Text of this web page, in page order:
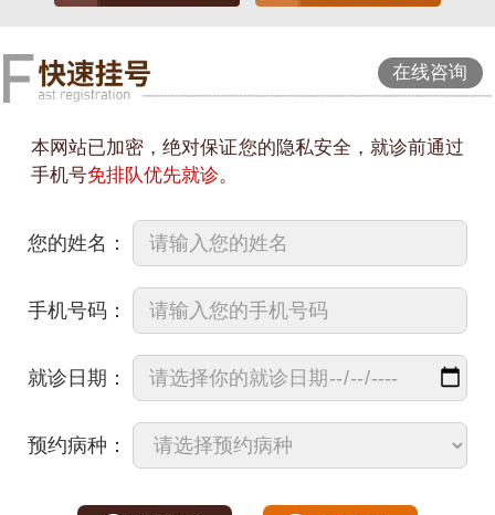
在线咨询
本网站已加密，绝对保证您的隐私安全，就诊前通过
手机号免排队优先就诊。
您的姓名：
手机号码：
就诊日期：
预约病种：